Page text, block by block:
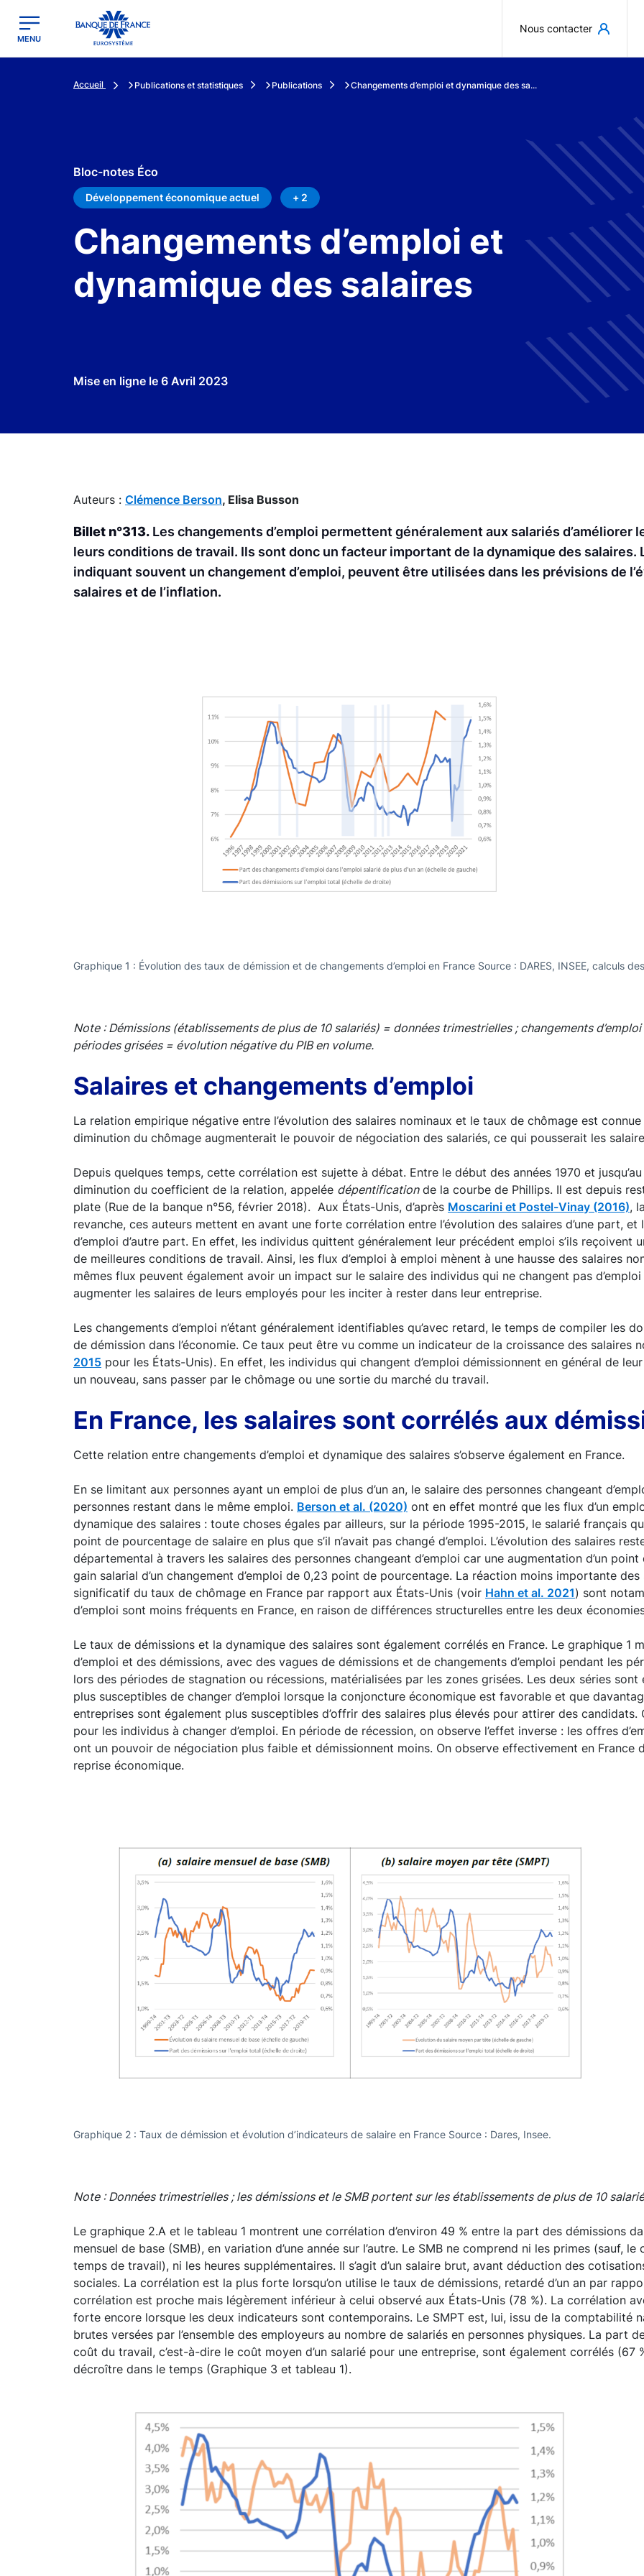
Banque de France - Menu Principal
MENU
Nous contacter
Accueil Publications et statistiques Publications Changements d’emploi et dynamique des sa...
Bloc-notes Éco
Développement économique actuel + 2
Changements d’emploi et
dynamique des salaires
Mise en ligne le 6 Avril 2023
Auteurs : Clémence Berson, Elisa Busson
Billet n°313. Les changements d’emploi permettent généralement aux salariés d’améliorer
leurs conditions de travail. Ils sont donc un facteur important de la dynamique des salaires.
indiquant souvent un changement d’emploi, peuvent être utilisées dans les prévisions de
salaires et de l’inflation.
Graphique 1 : Évolution des taux de démission et de changements d’emploi en France Source : DARES, INSEE, calculs
Note : Démissions (établissements de plus de 10 salariés) = données trimestrielles ; changements
périodes grisées = évolution négative du PIB en volume.
Salaires et changements d’emploi
La relation empirique négative entre l’évolution des salaires nominaux et le taux de chômage est
diminution du chômage augmenterait le pouvoir de négociation des salariés, ce qui pousserait les
Depuis quelques temps, cette corrélation est sujette à débat. Entre le début des années 1970 et
diminution du coefficient de la relation, appelée dépentificationde la courbe de Phillips. Il est depuis
plate (Rue de la banque n°56, février 2018). Aux États-Unis, d’après Moscarini et Postel-Vinay (2016),
revanche, ces auteurs mettent en avant une forte corrélation entre l’évolution des salaires d’une part,
d’emploi d’autre part. En effet, les individus quittent généralement leur précédent emploi s’ils reçoivent
de meilleures conditions de travail. Ainsi, les flux d’emploi à emploi mènent à une hausse des salaires
mêmes flux peuvent également avoir un impact sur le salaire des individus qui ne changent pas
augmenter les salaires de leurs employés pour les inciter à rester dans leur entreprise.
Les changements d’emploi n’étant généralement identifiables qu’avec retard, le temps de compiler les
de démission dans l’économie. Ce taux peut être vu comme un indicateur de la croissance des salaires
2015 pour les États-Unis). En effet, les individus qui changent d’emploi démissionnent en général de
un nouveau, sans passer par le chômage ou une sortie du marché du travail.
En France, les salaires sont corrélés aux
Cette relation entre changements d’emploi et dynamique des salaires s’observe également en France.
En se limitant aux personnes ayant un emploi de plus d’un an, le salaire des personnes changeant
personnes restant dans le même emploi. Berson et al. (2020) ont en effet montré que les flux d’un
dynamique des salaires : toute choses égales par ailleurs, sur la période 1995-2015, le salarié français
point de pourcentage de salaire en plus que s’il n’avait pas changé d’emploi. L’évolution des salaires
départemental à travers les salaires des personnes changeant d’emploi car une augmentation d’un
gain salarial d’un changement d’emploi de 0,23 point de pourcentage. La réaction moins importante des
significatif du taux de chômage en France par rapport aux États-Unis (voir Hahn et al. 2021) sont
d’emploi sont moins fréquents en France, en raison de différences structurelles entre les deux
Le taux de démissions et la dynamique des salaires sont également corrélés en France. Le graphique 1
d’emploi et des démissions, avec des vagues de démissions et de changements d’emploi pendant les
lors des périodes de stagnation ou récessions, matérialisées par les zones grisées. Les deux séries
plus susceptibles de changer d’emploi lorsque la conjoncture économique est favorable et que
entreprises sont également plus susceptibles d’offrir des salaires plus élevés pour attirer des
pour les individus à changer d’emploi. En période de récession, on observe l’effet inverse : les offres
ont un pouvoir de négociation plus faible et démissionnent moins. On observe effectivement en France
reprise économique.
Graphique 2 : Taux de démission et évolution d’indicateurs de salaire en France Source : Dares, Insee.
Note : Données trimestrielles ; les démissions et le SMB portent sur les établissements de plus de 10
Le graphique 2.A et le tableau 1 montrent une corrélation d’environ 49 % entre la part des démissions
mensuel de base (SMB), en variation d’une année sur l’autre. Le SMB ne comprend ni les primes (sauf,
temps de travail), ni les heures supplémentaires. Il s’agit d’un salaire brut, avant déduction des
sociales. La corrélation est la plus forte lorsqu’on utilise le taux de démissions, retardé d’un an par
corrélation est proche mais légèrement inférieur à celui observé aux États-Unis (78 %). La corrélation
forte encore lorsque les deux indicateurs sont contemporains. Le SMPT est, lui, issu de la comptabilité
brutes versées par l’ensemble des employeurs au nombre de salariés en personnes physiques. La part
coût du travail, c’est-à-dire le coût moyen d’un salarié pour une entreprise, sont également corrélés
décroître dans le temps (Graphique 3 et tableau 1).